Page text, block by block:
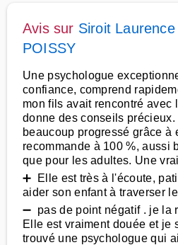
Avis sur Siroit Laurence
POISSY
Une psychologue
confiance, comprend
mon fils avait rencontré avec
donne des conseils précieux.
beaucoup progressé grâce à
recommande à 100 %, aussi
que pour les adultes. Une
➕ Elle est très à l'écoute,
aider son enfant à traverser
➖ pas de point négatif . je la
Elle est vraiment douée et je
trouvé une psychologue qui